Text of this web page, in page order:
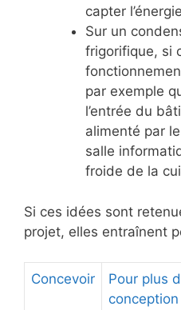
capter
Sur un
frigorifique, si
par exemple
l’entrée du
alimenté par
salle
froide de la
Si ces idées sont
projet, elles entraînent
Concevoir
Pour plus